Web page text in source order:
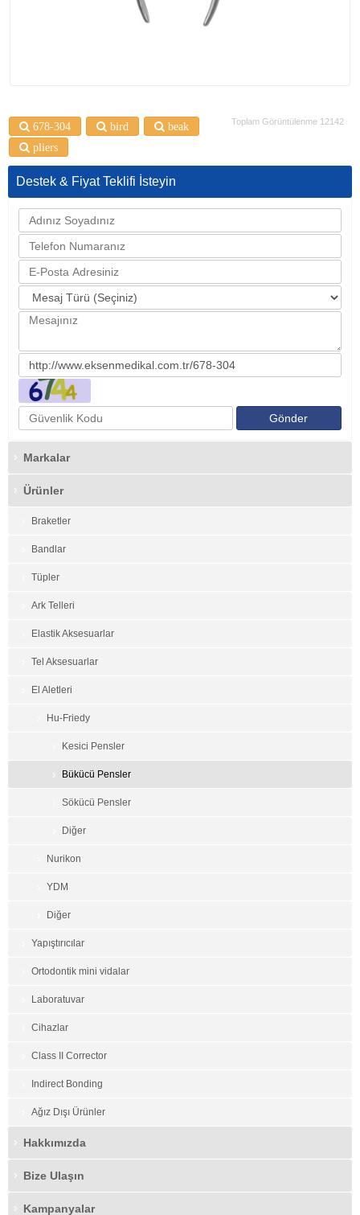
Toplam Görüntülenme 12142
678-304 bird
beak
pliers
Destek & Fiyat Teklifi İsteyin
Markalar
Ürünler
Braketler
Bandlar
Tüpler
Ark Telleri
Elastik Aksesuarlar
Tel Aksesuarlar
El Aletleri
Hu-Friedy
Kesici Pensler
Bükücü Pensler
Sökücü Pensler
Diğer
Nurikon
YDM
Diğer
Yapıştırıcılar
Ortodontik mini vidalar
Laboratuvar
Cihazlar
Class II Corrector
Indirect Bonding
Ağız Dışı Ürünler
Hakkımızda
Bize Ulaşın
Kampanyalar